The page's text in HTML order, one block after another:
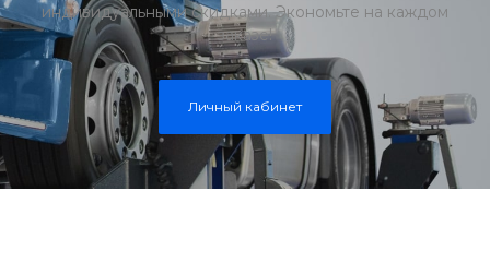
индивидуальными скидками. Экономьте на каждом
заказе!
Личный кабинет